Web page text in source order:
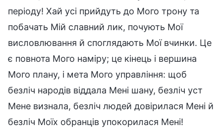
періоду! Хай усі прийдуть до Мого трону та
побачать Мій славний лик, почують Мої
висловлювання й споглядають Мої вчинки. Це
є повнота Мого наміру; це кінець і вершина
Мого плану, і мета Мого управління: щоб
безліч народів віддала Мені шану, безліч уст
Мене визнала, безліч людей довірилася Мені й
безліч Моїх обранців упокорилася Мені!